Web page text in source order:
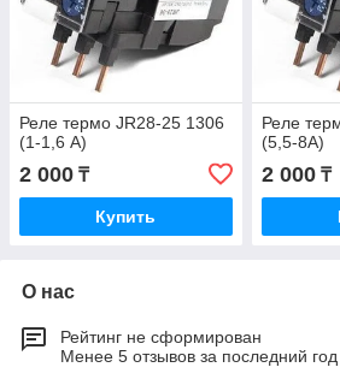
Реле термо JR28-25 1306
(1-1,6 А)
2 000 ₸
Купить
Реле
(5,5-8A)
2 000₸
О нас
Рейтинг не сформирован
Менее 5 отзывов за последний год